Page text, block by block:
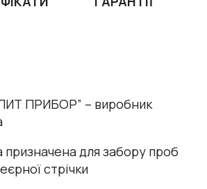
ПРИБОР” – виробник
призначена для забору проб
стрічки